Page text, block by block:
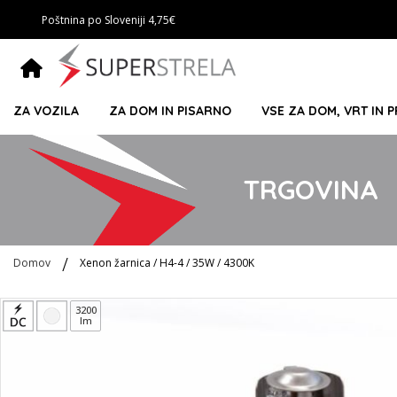
Poštnina po Sloveniji 4,75€
ZA VOZILA ZA DOM IN PISARNO VSE ZA DOM, VRT IN
TRGOVINA
Domov Xenon žarnica / H4-4 / 35W / 4300K
Preskoči
na
3200
lm